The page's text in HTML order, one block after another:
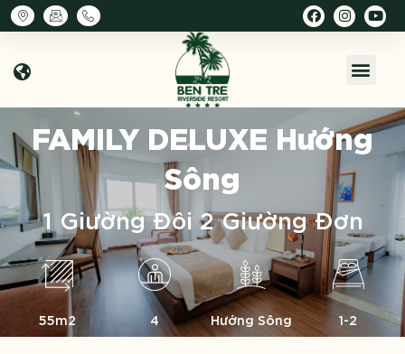
FAMILY DELUXE Hướng
Sông
1 Giường Đôi 2 Giường Đơn
55m2 4 Hướng Sông 1-2